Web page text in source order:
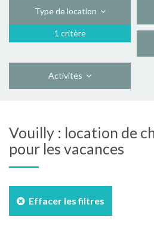
Type de location
1 critère
Activités
Vouilly : location de
pour les vacances
Effacer les filtres